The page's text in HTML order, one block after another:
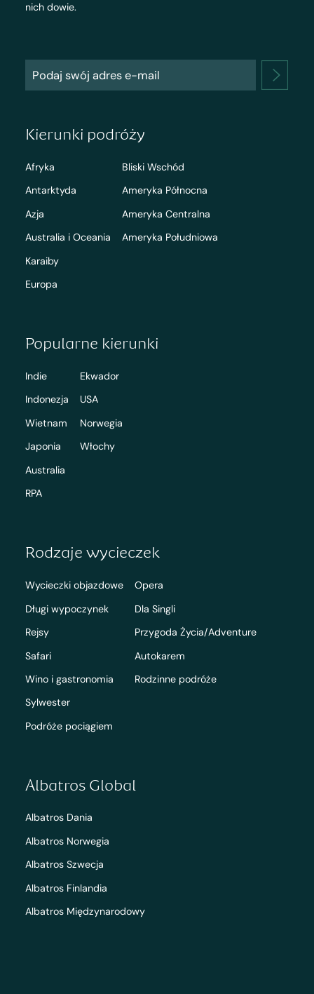
nich dowie.
Kierunki podróży
Afryka
Antarktyda
Azja
Australia i Oceania
Karaiby
Europa
Bliski Wschód
Ameryka Północna
Ameryka Centralna
Ameryka Południowa
Popularne kierunki
Indie
Indonezja
Wietnam
Japonia
Australia
RPA
Ekwador
USA
Norwegia
Włochy
Rodzaje wycieczek
Wycieczki objazdowe
Długi wypoczynek
Rejsy
Safari
Wino i gastronomia
Sylwester
Podróże pociągiem
Opera
Dla Singli
Przygoda Życia/Adventure
Autokarem
Rodzinne podróże
Albatros Global
Albatros Dania
Albatros Norwegia
Albatros Szwecja
Albatros Finlandia
Albatros Międzynarodowy